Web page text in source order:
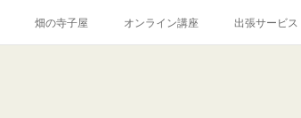
畑の寺子屋 オンライン講座 出張サービス